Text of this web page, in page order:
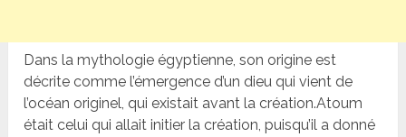
Dans la mythologie égyptienne, son origine est
décrite comme l’émergence d’un dieu qui vient de
l’océan originel, qui existait avant la création.Atoum
était celui qui allait initier la création, puisqu’il a donné